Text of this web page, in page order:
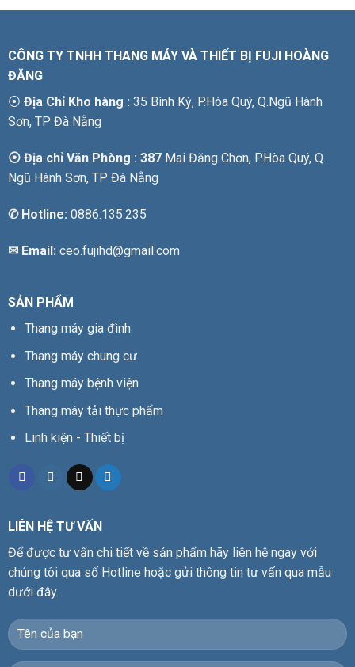
CÔNG TY TNHH THANG MÁY VÀ THIẾT BỊ FUJI HOÀNG
ĐĂNG
⦿ Địa Chỉ Kho hàng : 35 Bình Kỳ, P.Hòa Quý, Q.Ngũ Hành
Sơn, TP Đà Nẵng
⦿ Địa chỉ Văn Phòng : 387 Mai Đăng Chơn, P.Hòa Quý, Q.
Ngũ Hành Sơn, TP Đà Nẵng
✆Hotline: 0886.135.235
✉ Email: ceo.fujihd@gmail.com
SẢN PHẨM
Thang máy gia đình
Thang máy chung cư
Thang máy bệnh viện
Thang máy tải thực phẩm
Linh kiện - Thiết bị
LIÊN HỆ TƯ VẤN
Để được tư vấn chi tiết về sản phẩm hãy liên hệ ngay với
chúng tôi qua số Hotline hoặc gửi thông tin tư vấn qua mẫu
dưới đây.